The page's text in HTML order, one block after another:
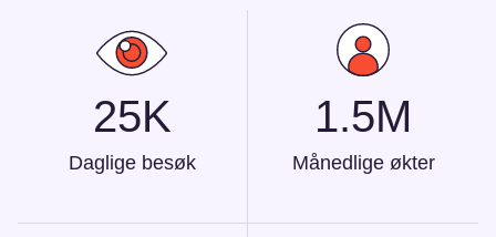
25K
Daglige besøk
1.5M
Månedlige økter